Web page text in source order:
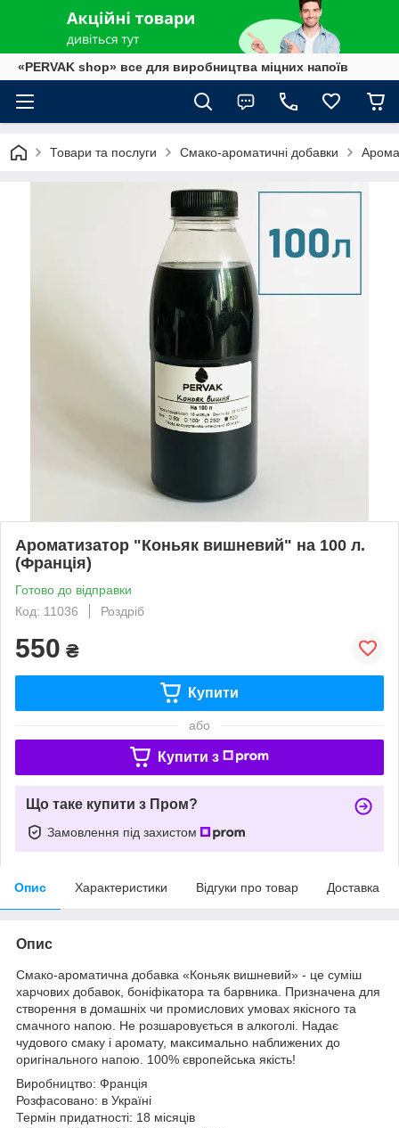
«PERVAK shop» все для виробництва міцних напоїв
Товари та послуги Смако-ароматичні добавки
Ароматизатор "Коньяк вишневий" на 100 л.
(Франція)
Готово до відправки
Код: 11036
Роздріб
550 ₴
Купити
або
Купити з
Що таке купити з Пром?
Замовлення під захистом
Опис Характеристики Відгуки про товар Доставка
Опис
Смако-ароматична добавка «Коньяк вишневий» - це суміш
харчових добавок, боніфікатора та барвника. Призначена для
створення в домашніх чи промислових умовах якісного та
смачного напою. Не розшаровується в алкоголі. Надає
чудового смаку і аромату, максимально наближених до
оригінального напою. 100% європейська якість!
Виробництво: Франція
Розфасовано: в Україні
Термін придатності: 18 місяців